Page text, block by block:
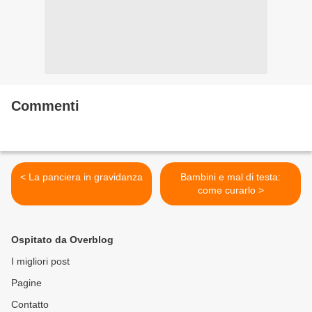
Commenti
< La panciera in gravidanza
Bambini e mal di testa:
come curarlo >
Ospitato da Overblog
I migliori post
Pagine
Contatto